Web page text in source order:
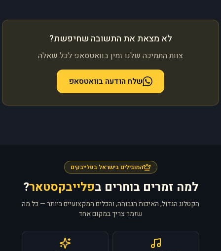
לא מצאת את התשובה שחיפשת?
צוות התמיכה שלנו זמין בוואטסאפ לכל שאלה
שלח הודעה בוואטסאפ
המובילים בישראל בפלייבקים
למה זמרים בוחרים בפלייבקסטאר?
הקטלוג הגדול, האיכות הגבוהה, והכלים המקצועיים ביותר — כל מה
שזמר צריך במקום אחד